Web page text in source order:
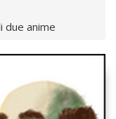
due anime